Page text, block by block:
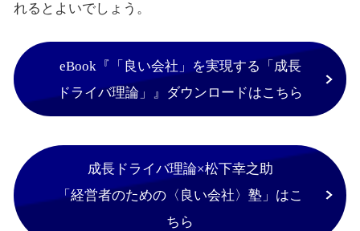
れるとよいでしょう。
eBook『「良い会社」を実現する「成長
ドライバ理論」』ダウンロードはこちら
成長ドライバ理論×松下幸之助
「経営者のための〈良い会社〉塾」はこ
ちら